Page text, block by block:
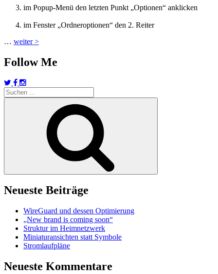
im Popup-Menü den letzten Punkt „Optionen“ anklicken
im Fenster „Ordneroptionen“ den 2. Reiter
… weiter >
Follow Me
Suchen
nach:
Neueste Beiträge
WireGuard und dessen Optimierung
„New brand is coming soon“
Struktur im Heimnetzwerk
Miniaturansichten statt Symbole
Stromlaufpläne
Neueste Kommentare